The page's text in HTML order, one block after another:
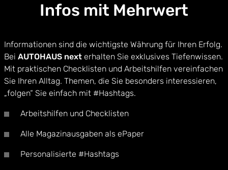
Infos mit Mehrwert
Informationen sind die wichtigste Währung für Ihren Erfolg.
Bei AUTOHAUS next erhalten Sie exklusives Tiefenwissen.
Mit praktischen Checklisten und Arbeitshilfen vereinfachen
Sie Ihren Alltag. Themen, die Sie besonders interessieren,
„folgen“ Sie einfach mit #Hashtags.
Arbeitshilfen und Checklisten
Alle Magazinausgaben als ePaper
Personalisierte #Hashtags